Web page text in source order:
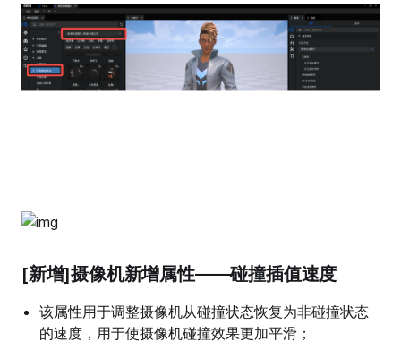
[新增]摄像机新增属性——碰撞插值速度
该属性用于调整摄像机从碰撞状态恢复为非碰撞状态
的速度，用于使摄像机碰撞效果更加平滑；